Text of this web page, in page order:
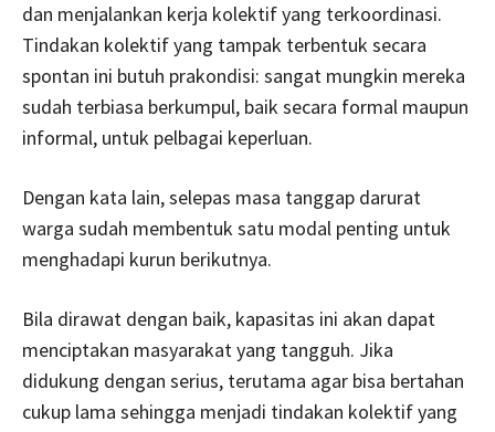
dan menjalankan kerja kolektif yang terkoordinasi.
Tindakan kolektif yang tampak terbentuk secara
spontan ini butuh prakondisi: sangat mungkin mereka
sudah terbiasa berkumpul, baik secara formal maupun
informal, untuk pelbagai keperluan.
Dengan kata lain, selepas masa tanggap darurat
warga sudah membentuk satu modal penting untuk
menghadapi kurun berikutnya.
Bila dirawat dengan baik, kapasitas ini akan dapat
menciptakan masyarakat yang tangguh. Jika
didukung dengan serius, terutama agar bisa bertahan
cukup lama sehingga menjadi tindakan kolektif yang